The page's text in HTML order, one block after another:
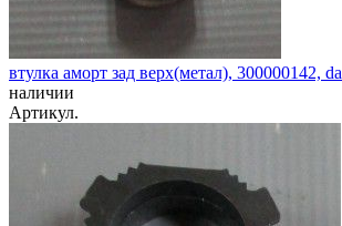
втулка аморт зад верх(метал), 300000142,
наличии
Артикул.